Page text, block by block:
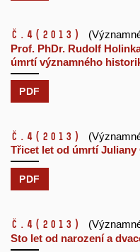
č.4 (2013)
Prof. PhDr. Rudolf
úmrtí významného
PDF
č.4 (2013)
Třicet let od úmrtí Juliany
PDF
č.4 (2013)
Sto let od narození a